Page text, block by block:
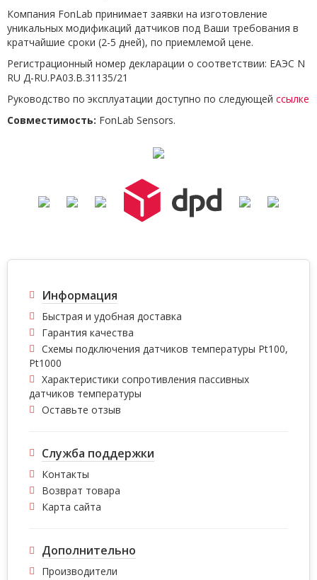
Компания FonLab принимает заявки на изготовление
уникальных модификаций датчиков под Ваши требования в
кратчайшие сроки (2-5 дней), по приемлемой цене.
Регистрационный номер декларации о соответствии: ЕАЭС N
RU Д-RU.РА03.В.31135/21
Руководство по эксплуатации доступно по следующей ссылке
Совместимость: FonLab Sensors.
Информация
Быстрая и удобная доставка
Гарантия качества
Схемы подключения датчиков температуры Pt100,
Pt1000
Характеристики сопротивления пассивных
датчиков температуры
Оставьте отзыв
Служба поддержки
Контакты
Возврат товара
Карта сайта
Дополнительно
Производители